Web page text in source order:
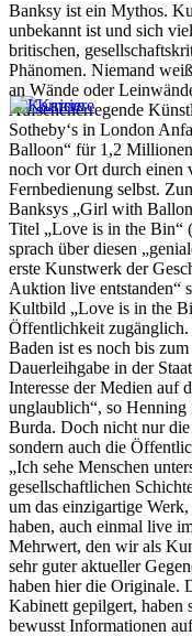
Banksy ist ein Mythos.
unbekannt ist und sich
britischen,
Phänomen. Niemand
an Wände oder
Aufsehenerregende
Sotheby‘s in London
Balloon“ für 1,2
noch vor Ort durch einen
Fernbedienung selbst.
Banksys „Girl with
Titel „Love is in the Bin“
sprach über diesen
erste Kunstwerk der
Auktion live entstanden“
Kultbild „Love is in the
Öffentlichkeit
Baden ist es noch bis
Dauerleihgabe in der
Interesse der Medien auf
unglaublich“, so Henning
Burda. Doch nicht nur die
sondern auch die
„Ich sehe Menschen
gesellschaftlichen
um das einzigartige Werk,
haben, auch einmal live
Mehrwert, den wir als
sehr guter aktueller
haben hier die Originale.
Kabinett gepilgert, haben
bewusst Informationen